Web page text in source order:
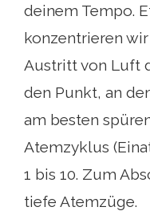
deinem Tempo.
konzentrieren
Austritt von Luft
den Punkt, an
am besten
Atemzyklus
1 bis 10. Zum
tiefe Atemzüge.